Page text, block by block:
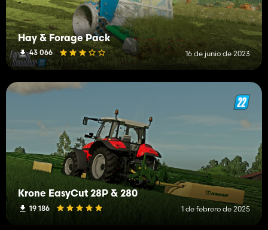
Hay & Forage Pack
43 066 16 de junio de 2023
Krone EasyCut 28P & 280
19 186 1 de febrero de 2025